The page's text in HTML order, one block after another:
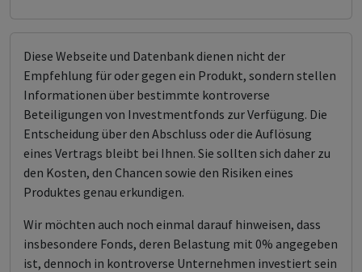
Diese Webseite und Datenbank dienen nicht der
Empfehlung für oder gegen ein Produkt, sondern stellen
Informationen über bestimmte kontroverse
Beteiligungen von Investmentfonds zur Verfügung. Die
Entscheidung über den Abschluss oder die Auflösung
eines Vertrags bleibt bei Ihnen. Sie sollten sich daher zu
den Kosten, den Chancen sowie den Risiken eines
Produktes genau erkundigen.
Wir möchten auch noch einmal darauf hinweisen, dass
insbesondere Fonds, deren Belastung mit 0% angegeben
ist, dennoch in kontroverse Unternehmen investiert sein